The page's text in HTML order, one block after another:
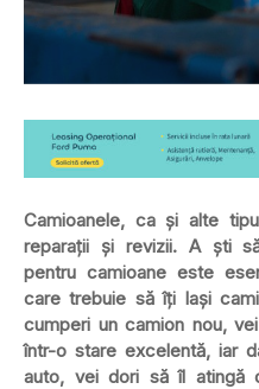
Camioanele, ca și alte
reparații și revizii. A ști
pentru camioane este
care trebuie să îți lași
cumperi un camion nou,
într-o stare excelentă, iar
auto, vei dori să îl atingă